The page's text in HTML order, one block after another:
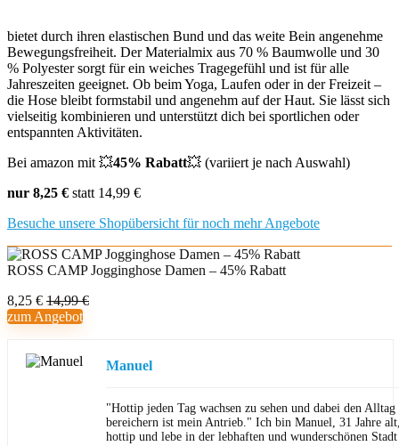
bietet durch ihren elastischen Bund und das weite Bein angenehme
Bewegungsfreiheit. Der Materialmix aus 70 % Baumwolle und 30
% Polyester sorgt für ein weiches Tragegefühl und ist für alle
Jahreszeiten geeignet. Ob beim Yoga, Laufen oder in der Freizeit –
die Hose bleibt formstabil und angenehm auf der Haut. Sie lässt sich
vielseitig kombinieren und unterstützt dich bei sportlichen oder
entspannten Aktivitäten.
Bei amazon mit 💥45% Rabatt💥 (variiert je nach Auswahl)
nur 8,25 € statt 14,99 €
Besuche unsere Shopübersicht für noch mehr Angebote
ROSS CAMP Jogginghose Damen – 45% Rabatt
8,25 € 14,99 €
zum Angebot
Manuel
"Hottip jeden Tag wachsen zu sehen und dabei den
bereichern ist mein Antrieb." Ich bin Manuel, 31 Jahre
hottip und lebe in der lebhaften und wunderschönen